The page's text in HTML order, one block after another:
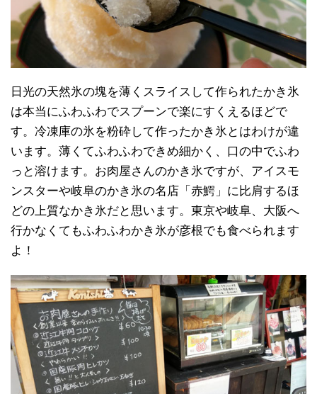
日光の天然氷の塊を薄くスライスして作られたかき氷
は本当にふわふわでスプーンで楽にすくえるほどで
す。冷凍庫の氷を粉砕して作ったかき氷とはわけが違
います。薄くてふわふわできめ細かく、口の中でふわ
っと溶けます。お肉屋さんのかき氷ですが、アイスモ
ンスターや岐阜のかき氷の名店「赤鰐」に比肩するほ
どの上質なかき氷だと思います。東京や岐阜、大阪へ
行かなくてもふわふわかき氷が彦根でも食べられます
よ！